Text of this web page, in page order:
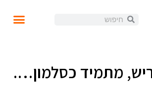
מתמיד כסלמון….